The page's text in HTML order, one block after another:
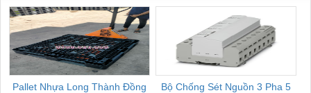
Pallet Nhựa Long Thành Đồng
Bộ Chống Sét Nguồn 3 Pha 5